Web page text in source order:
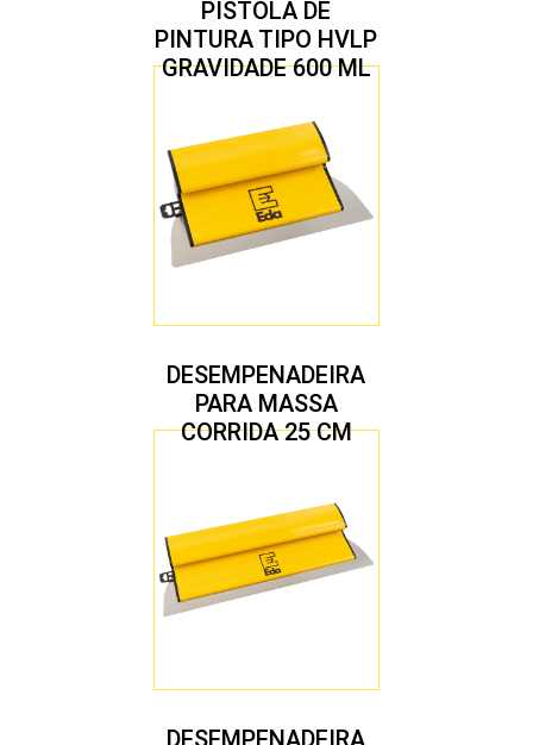
PISTOLA DE
PINTURA TIPO HVLP
GRAVIDADE 600 ML
1,7 MM
DESEMPENADEIRA
PARA MASSA
CORRIDA 25 CM